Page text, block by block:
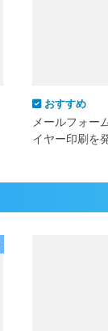
おすすめ
メールフォー
イヤー印刷を